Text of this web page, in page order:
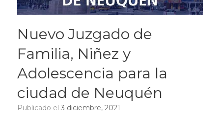
Nuevo Juzgado de
Familia, Niñez y
Adolescencia para la
ciudad de Neuquén
Publicado el 3 diciembre, 2021